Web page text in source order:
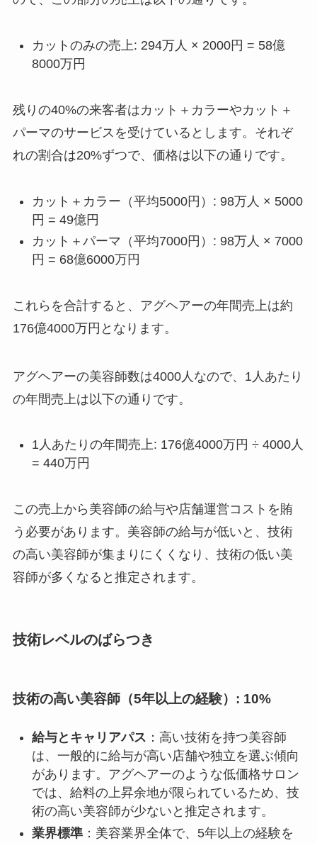
カットのみの売上: 294万人 × 2000円 = 58億
8000万円
残りの40%の来客者はカット＋カラーやカット＋
パーマのサービスを受けているとします。それぞ
れの割合は20%ずつで、価格は以下の通りです。
カット＋カラー（平均5000円）: 98万人 × 5000
円 = 49億円
カット＋パーマ（平均7000円）: 98万人 × 7000
円 = 68億6000万円
これらを合計すると、アグヘアーの年間売上は約
176億4000万円となります。
アグヘアーの美容師数は4000人なので、1人あたり
の年間売上は以下の通りです。
1人あたりの年間売上: 176億4000万円 ÷ 4000人
= 440万円
この売上から美容師の給与や店舗運営コストを賄
う必要があります。美容師の給与が低いと、技術
の高い美容師が集まりにくくなり、技術の低い美
容師が多くなると推定されます。
技術レベルのばらつき
技術の高い美容師（5年以上の経験）: 10%
給与とキャリアパス ：高い技術を持つ美容師
は、一般的に給与が高い店舗や独立を選ぶ傾向
があります。アグヘアーのような低価格サロン
では、給料の上昇余地が限られているため、技
術の高い美容師が少ないと推定されます。
業界標準：美容業界全体で、5年以上の経験を